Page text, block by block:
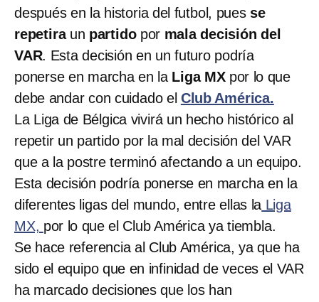
después en la historia del futbol, pues se
repetira un partidopor mala decisión del
VAR. Esta decisión en un futuro podría
ponerse en marcha en laLiga MX por lo que
debe andar con cuidado el Club América.
La Liga de Bélgica vivirá un hecho histórico al
repetir un partido por la mal decisión del VAR
que a la postre terminó afectando a un equipo.
Esta decisión podría ponerse en marcha en la
diferentes ligas del mundo, entre ellas la Liga
MX, por lo que el Club América ya tiembla.
Se hace referencia al Club América, ya que ha
sido el equipo que en infinidad de veces el VAR
ha marcado decisiones que los han